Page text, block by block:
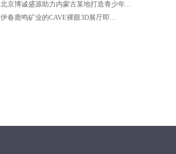
北京博诚盛源助力内蒙古某地打造青少年...
伊春鹿鸣矿业的CAVE裸眼3D展厅即...